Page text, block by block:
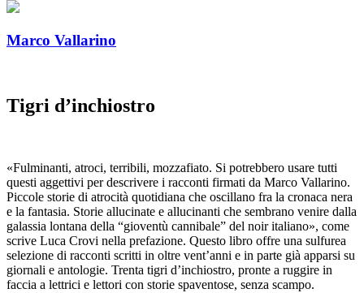
Marco Vallarino
Tigri d’inchiostro
«Fulminanti, atroci, terribili, mozzafiato. Si potrebbero usare tutti
questi aggettivi per descrivere i racconti firmati da Marco Vallarino.
Piccole storie di atrocità quotidiana che oscillano fra la cronaca nera
e la fantasia. Storie allucinate e allucinanti che sembrano venire dalla
galassia lontana della “gioventù cannibale” del noir italiano», come
scrive Luca Crovi nella prefazione. Questo libro offre una sulfurea
selezione di racconti scritti in oltre vent’anni e in parte già apparsi su
giornali e antologie. Trenta tigri d’inchiostro, pronte a ruggire in
faccia a lettrici e lettori con storie spaventose, senza scampo.